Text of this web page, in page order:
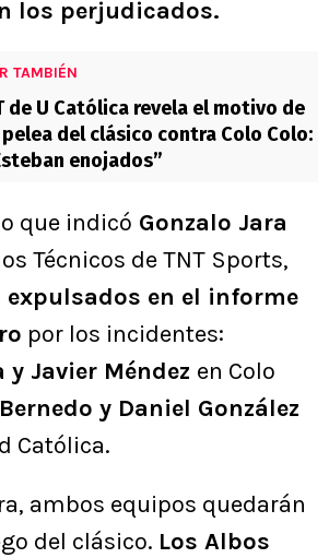
los perjudicados.
TAMBIÉN
de U Católica revela el motivo de
del clásico contra Colo Colo:
enojados”
que indicó Gonzalo Jara
Técnicos de TNT Sports,
en el informe
por los incidentes:
y Javier Méndez en Colo
y Daniel González
Católica.
ambos equipos quedarán
del clásico. Los Albos